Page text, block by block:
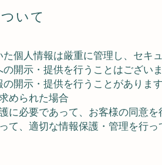
いて
個人情報は厳重に管理し、セキ
開示・提供を行うことはござい
開示・提供を行うことがあります
められた場合
に必要であって、お客様の同意を
て、適切な情報保護・管理を行